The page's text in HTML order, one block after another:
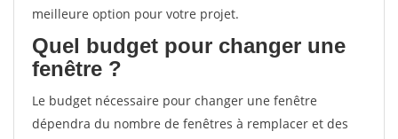
meilleure option pour votre projet.
Quel budget pour changer une
fenêtre ?
Le budget nécessaire pour changer une fenêtre
dépendra du nombre de fenêtres à remplacer et des